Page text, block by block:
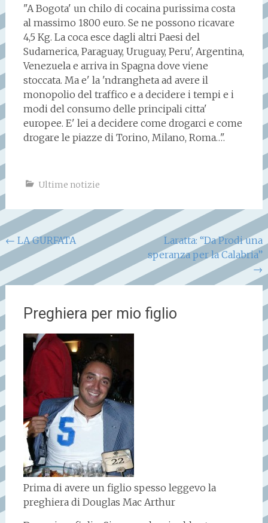
"A Bogota' un chilo di cocaina purissima costa
al massimo 1800 euro. Se ne possono ricavare
4,5 Kg. La coca esce dagli altri Paesi del
Sudamerica, Paraguay, Uruguay, Peru', Argentina,
Venezuela e arriva in Spagna dove viene
stoccata. Ma e' la 'ndrangheta ad avere il
monopolio del traffico e a decidere i tempi e i
modi del consumo delle principali citta'
europee. E' lei a decidere come drogarci e come
drogare le piazze di Torino, Milano, Roma…".
Ultime notizie
Navigazione
articoli
← LA GURFATA
Laratta: “Da Prodi una
speranza per la Calabria”
→
Preghiera per mio figlio
Prima di avere un figlio spesso leggevo la
preghiera di Douglas Mac Arthur